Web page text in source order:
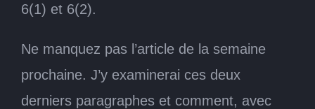
6(1) et 6(2).
Ne manquez pas l’article de la semaine
prochaine. J’y examinerai ces deux
derniers paragraphes et comment, avec